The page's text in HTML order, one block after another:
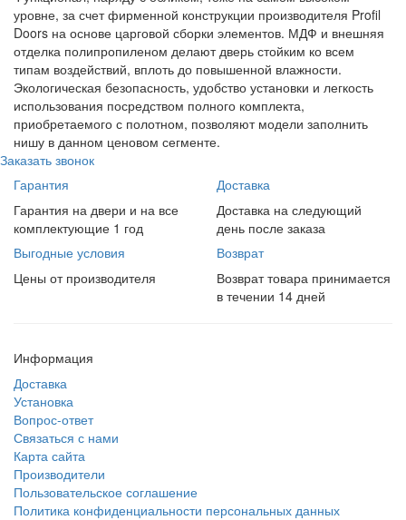
уровне, за счет фирменной конструкции производителя Profil
Doors на основе царговой сборки элементов. МДФ и внешняя
отделка полипропиленом делают дверь стойким ко всем
типам воздействий, вплоть до повышенной влажности.
Экологическая безопасность, удобство установки и легкость
использования посредством полного комплекта,
приобретаемого с полотном, позволяют модели заполнить
нишу в данном ценовом сегменте.
Заказать звонок
Гарантия
Гарантия на двери и на все
комплектующие 1 год
Доставка
Доставка на следующий
день после заказа
Выгодные условия
Цены от производителя
Возврат
Возврат товара принимается
в течении 14 дней
Информация
Доставка
Установка
Вопрос-ответ
Связаться с нами
Карта сайта
Производители
Пользовательское соглашение
Политика конфиденциальности персональных данных